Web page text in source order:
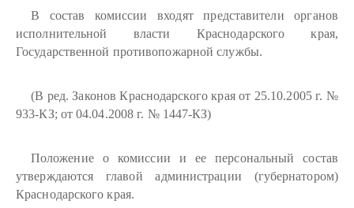
В состав комиссии входят представители органов
исполнительной власти Краснодарского края,
Государственной противопожарной службы.
(В ред. Законов Краснодарского края от 25.10.2005 г. №
933-КЗ; от 04.04.2008 г. № 1447-КЗ)
Положение о комиссии и ее персональный состав
утверждаются главой администрации (губернатором)
Краснодарского края.